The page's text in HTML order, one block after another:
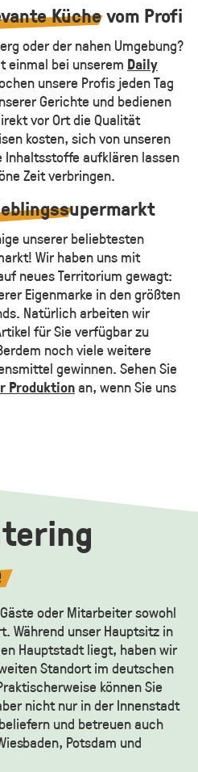
Küchevom Profi
oder der nahen Umgebung?
einmal bei unserem Daily
unsere Profis jeden Tag
Gerichte und bedienen
vor Ort die Qualität
kosten, sich von unseren
aufklären lassen
Zeit verbringen.
supermarkt
unserer beliebtesten
Wir haben uns mit
neues Territorium gewagt:
Eigenmarke in den größten
Natürlich arbeiten wir
für Sie verfügbar zu
noch viele weitere
gewinnen. Sehen Sie
Produktionan, wenn Sie uns
oder Mitarbeiter sowohl
Während unser Hauptsitz in
Hauptstadt liegt, haben wir
Standort im deutschen
können Sie
nicht nur in der Innenstadt
und betreuen auch
Potsdam und